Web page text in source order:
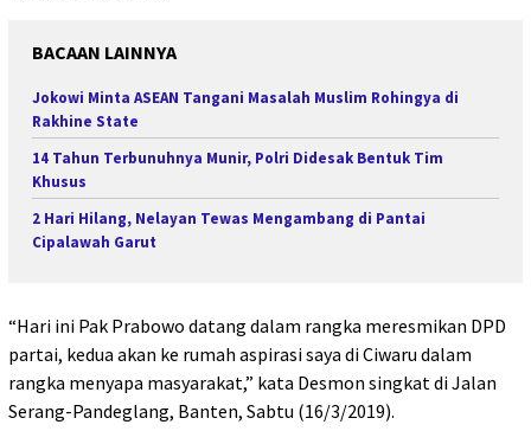
BACAAN LAINNYA
Jokowi Minta ASEAN Tangani Masalah Muslim Rohingya di
Rakhine State
14 Tahun Terbunuhnya Munir, Polri Didesak Bentuk Tim
Khusus
2 Hari Hilang, Nelayan Tewas Mengambang di Pantai
Cipalawah Garut
“Hari ini Pak Prabowo datang dalam rangka meresmikan DPD
partai, kedua akan ke rumah aspirasi saya di Ciwaru dalam
rangka menyapa masyarakat,” kata Desmon singkat di Jalan
Serang-Pandeglang, Banten, Sabtu (16/3/2019).